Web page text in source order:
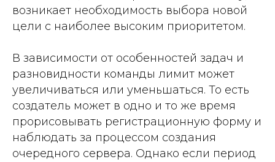
возникает необходимость выбора новой
цели с наиболее высоким приоритетом.
В зависимости от особенностей задач и
разновидности команды лимит может
увеличиваться или уменьшаться. То есть
создатель может в одно и то же время
прорисовывать регистрационную форму и
наблюдать за процессом создания
очередного сервера. Однако если период